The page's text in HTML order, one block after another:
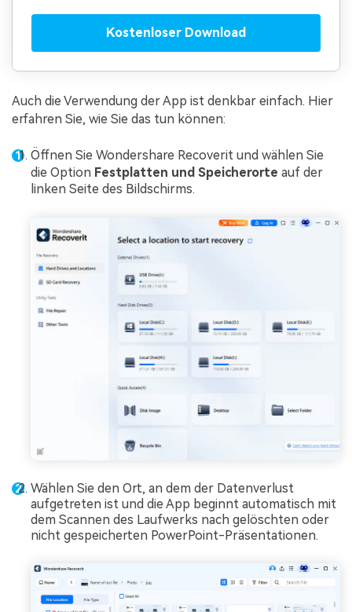
Kostenloser Download
Auch die Verwendung der App ist denkbar einfach. Hier
erfahren Sie, wie Sie das tun können:
Öffnen Sie Wondershare Recoverit und wählen Sie
die Option Festplatten und Speicherorte auf der
linken Seite des Bildschirms.
Wählen Sie den Ort, an dem der Datenverlust
aufgetreten ist und die App beginnt automatisch mit
dem Scannen des Laufwerks nach gelöschten oder
nicht gespeicherten PowerPoint-Präsentationen.